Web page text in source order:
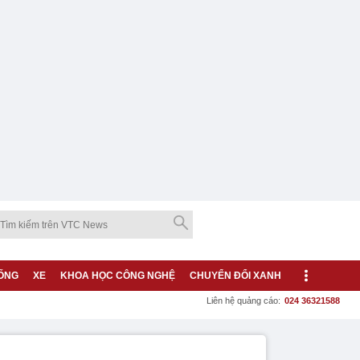
XE KHOA HỌC CÔNG NGHỆ CHUYỂN ĐỔI XANH
Liên hệ quảng cáo: 024 36321588